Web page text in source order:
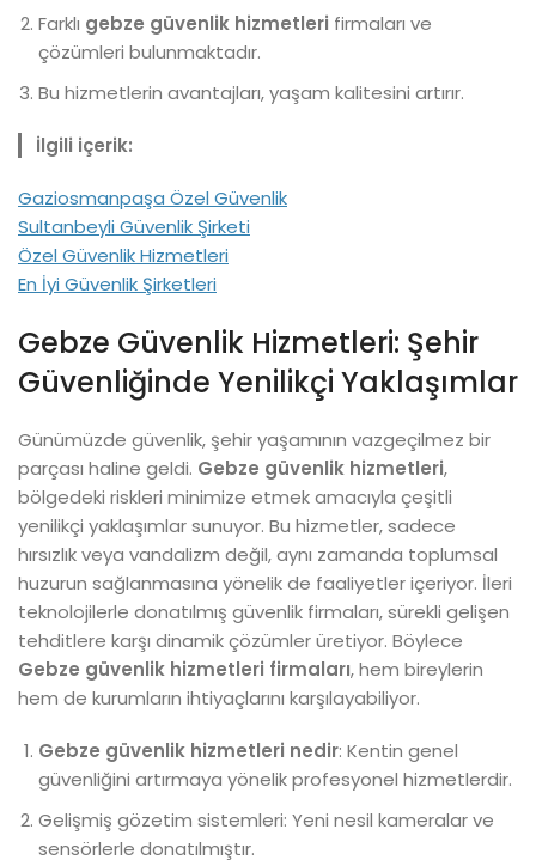
Farklı gebze güvenlik hizmetleri firmaları ve
çözümleri bulunmaktadır.
Bu hizmetlerin avantajları, yaşam kalitesini artırır.
İlgili içerik:
Gaziosmanpaşa Özel Güvenlik
Sultanbeyli Güvenlik Şirketi
Özel Güvenlik Hizmetleri
En İyi Güvenlik Şirketleri
Gebze Güvenlik Hizmetleri: Şehir
Güvenliğinde Yenilikçi Yaklaşımlar
Günümüzde güvenlik, şehir yaşamının vazgeçilmez bir
parçası haline geldi. Gebze güvenlik hizmetleri,
bölgedeki riskleri minimize etmek amacıyla çeşitli
yenilikçi yaklaşımlar sunuyor. Bu hizmetler, sadece
hırsızlık veya vandalizm değil, aynı zamanda toplumsal
huzurun sağlanmasına yönelik de faaliyetler içeriyor. İleri
teknolojilerle donatılmış güvenlik firmaları, sürekli gelişen
tehditlere karşı dinamik çözümler üretiyor. Böylece
Gebze güvenlik hizmetleri firmaları, hem bireylerin
hem de kurumların ihtiyaçlarını karşılayabiliyor.
Gebze güvenlik hizmetleri nedir: Kentin genel
güvenliğini artırmaya yönelik profesyonel hizmetlerdir.
Gelişmiş gözetim sistemleri: Yeni nesil kameralar ve
sensörlerle donatılmıştır.